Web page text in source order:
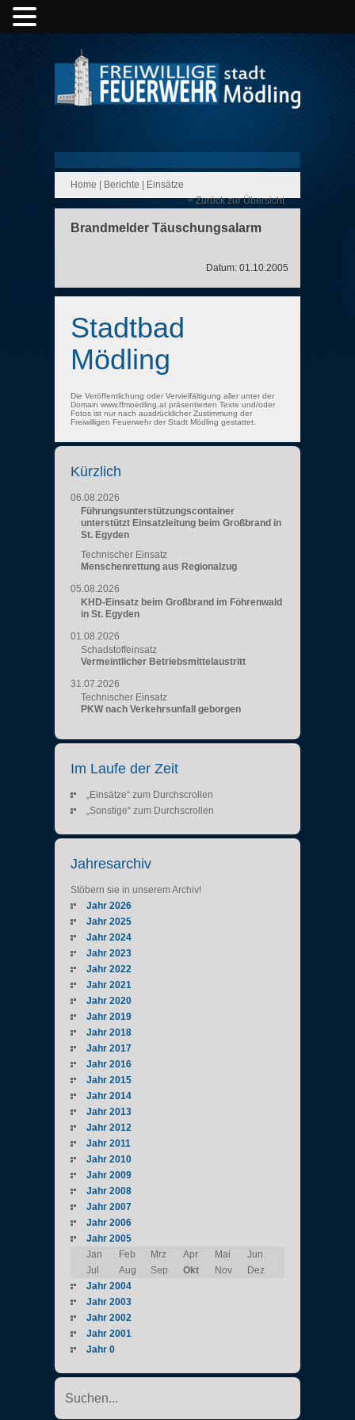
Home Berichte
Einsätze
< Zurück zur Übersicht
Brandmelder Täuschungsalarm
Datum: 01.10.2005
Stadtbad
Mödling
Die Veröffentlichung oder Vervielfältigung aller unter der
Domain www.ffmoedling.at präsentierten Texte und/oder
Fotos ist nur nach ausdrücklicher Zustimmung der
Freiwilligen Feuerwehr der Stadt Mödling gestattet.
Kürzlich
06.08.2026
Führungsunterstützungscontainer
unterstützt Einsatzleitung beim Großbrand in
St. Egyden
Technischer Einsatz
Menschenrettung aus Regionalzug
05.08.2026
KHD-Einsatz beim Großbrand im Föhrenwald
in St. Egyden
01.08.2026
Schadstoffeinsatz
Vermeintlicher Betriebsmittelaustritt
31.07.2026
Technischer Einsatz
PKW nach Verkehrsunfall geborgen
Im Laufe der Zeit
„Einsätze“ zum Durchscrollen
„Sonstige“ zum Durchscrollen
Jahresarchiv
Stöbern sie in unserem Archiv!
Jahr 2026
Jahr 2025
Jahr 2024
Jahr 2023
Jahr 2022
Jahr 2021
Jahr 2020
Jahr 2019
Jahr 2018
Jahr 2017
Jahr 2016
Jahr 2015
Jahr 2014
Jahr 2013
Jahr 2012
Jahr 2011
Jahr 2010
Jahr 2009
Jahr 2008
Jahr 2007
Jahr 2006
Jahr 2005
Jan
Feb Mrz Apr Mai
Jun
Jul
Aug Sep Okt Nov
Dez
Jahr 2004
Jahr 2003
Jahr 2002
Jahr 2001
Jahr 0